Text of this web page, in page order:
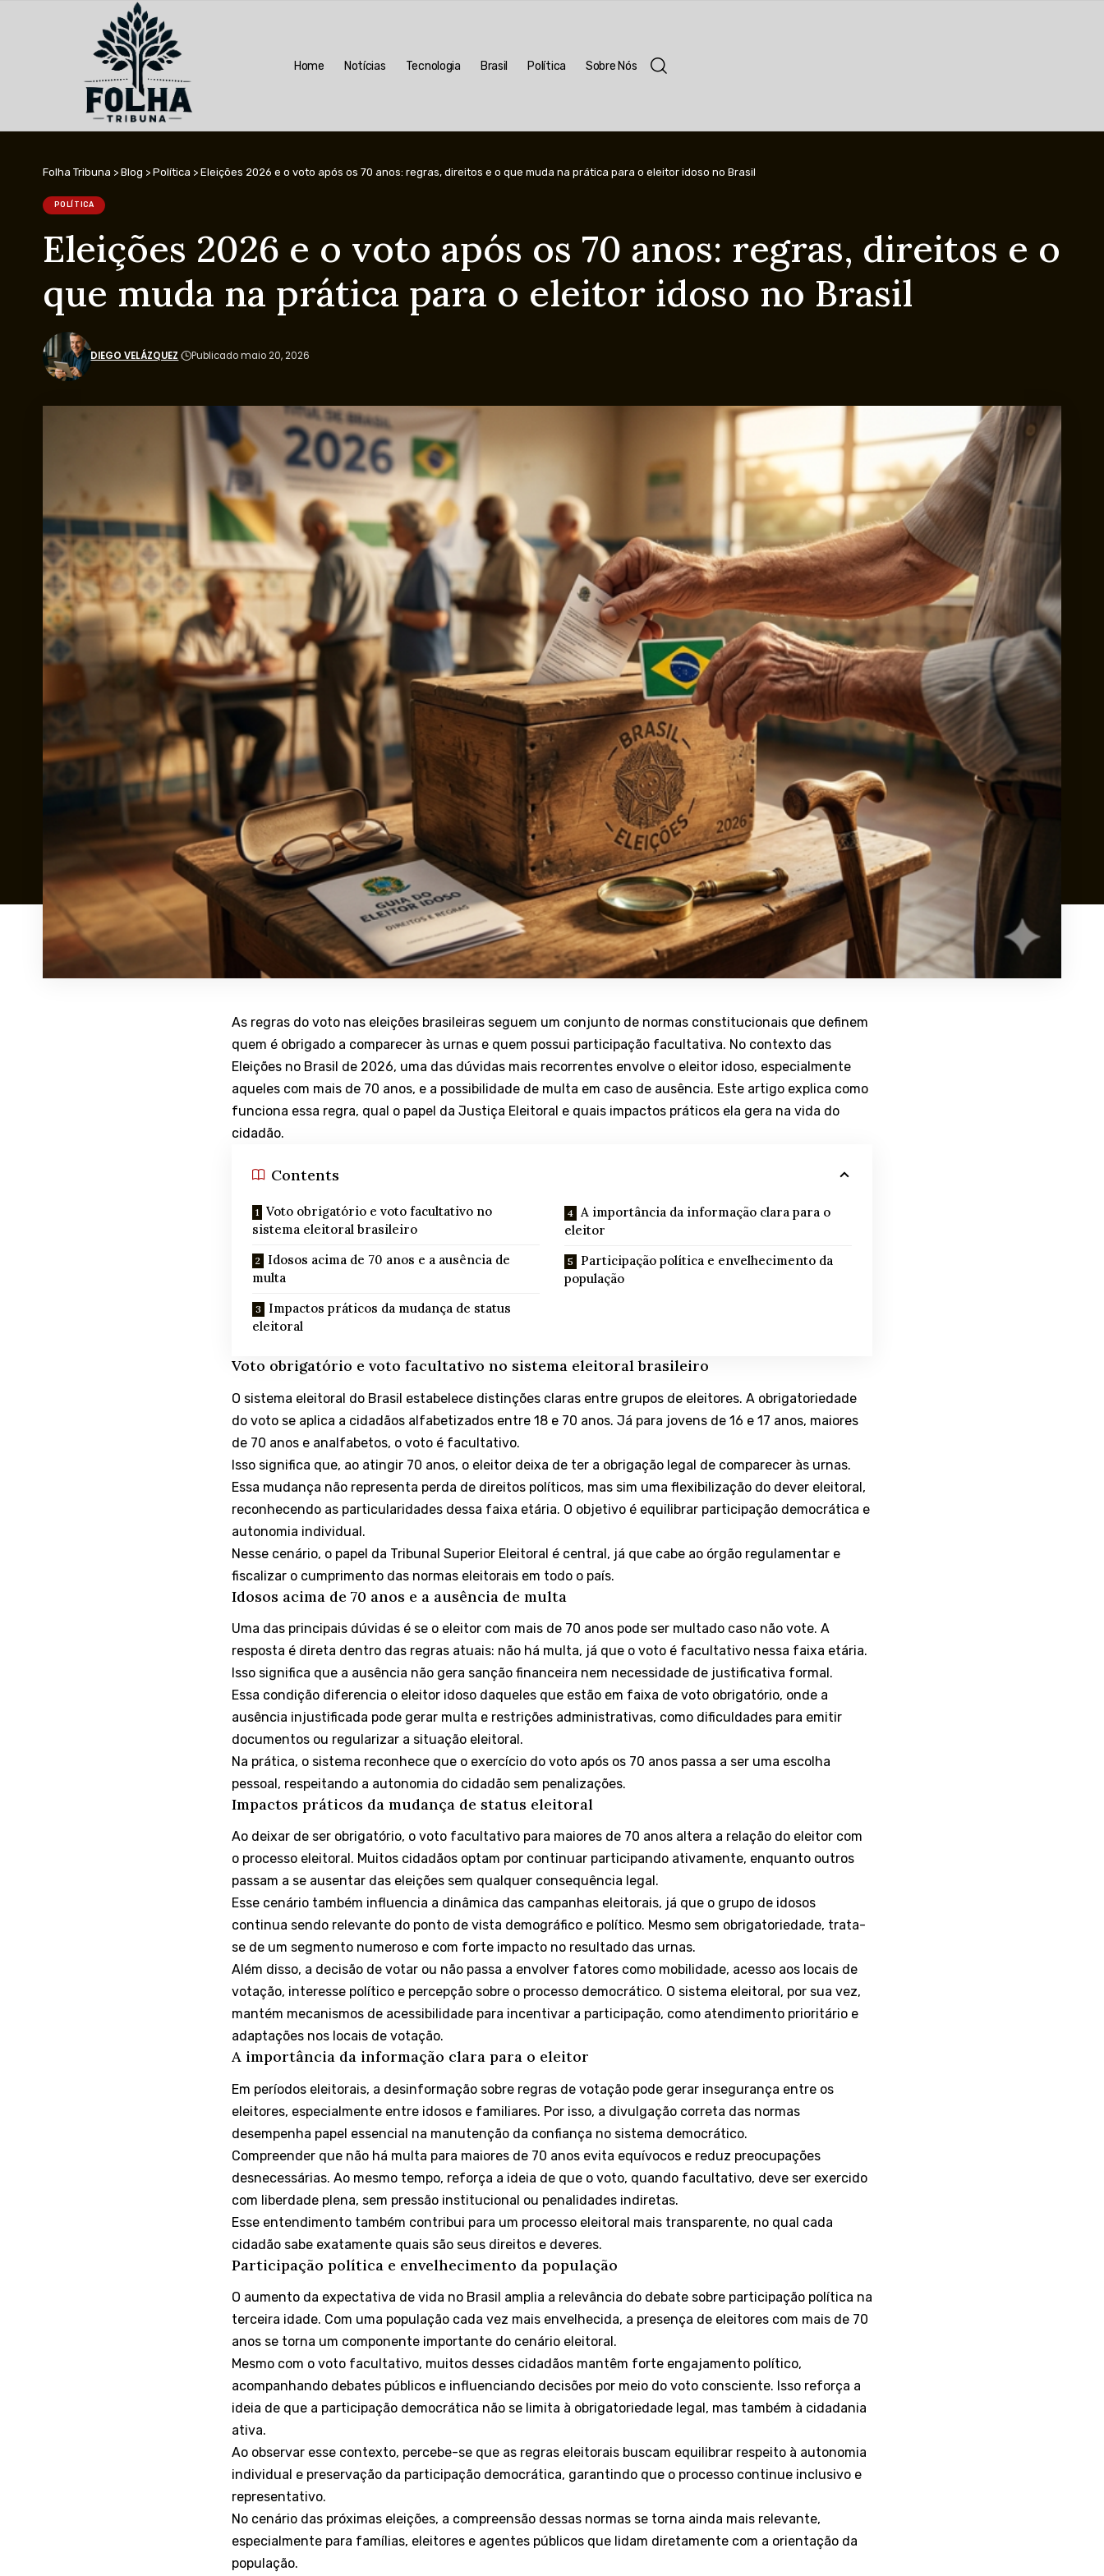
Home Notícias Tecnologia Brasil Política Sobre Nós
Folha Tribuna > Blog > Política > Eleições 2026 e o voto após os 70 anos: regras, direitos e o que muda na prática para o eleitor idoso no Brasil
POLÍTICA
Eleições 2026 e o voto após os 70 anos: regras, direitos e o
que muda na prática para o eleitor idoso no Brasil
DIEGO VELÁZQUEZ Publicado maio 20, 2026
As regras do voto nas eleições brasileiras seguem um conjunto de normas constitucionais que definem
quem é obrigado a comparecer às urnas e quem possui participação facultativa. No contexto das
Eleições no Brasil de 2026, uma das dúvidas mais recorrentes envolve o eleitor idoso, especialmente
aqueles com mais de 70 anos, e a possibilidade de multa em caso de ausência. Este artigo explica como
funciona essa regra, qual o papel da Justiça Eleitoral e quais impactos práticos ela gera na vida do
cidadão.
Contents
Voto obrigatório e voto facultativo no
sistema eleitoral brasileiro
Idosos acima de 70 anos e a ausência de
multa
Impactos práticos da mudança de status
eleitoral
A importância da informação clara para o
eleitor
Participação política e envelhecimento da
população
Voto obrigatório e voto facultativo no sistema eleitoral brasileiro
O sistema eleitoral do Brasil estabelece distinções claras entre grupos de eleitores. A obrigatoriedade
do voto se aplica a cidadãos alfabetizados entre 18 e 70 anos. Já para jovens de 16 e 17 anos, maiores
de 70 anos e analfabetos, o voto é facultativo.
Isso significa que, ao atingir 70 anos, o eleitor deixa de ter a obrigação legal de comparecer às urnas.
Essa mudança não representa perda de direitos políticos, mas sim uma flexibilização do dever eleitoral,
reconhecendo as particularidades dessa faixa etária. O objetivo é equilibrar participação democrática e
autonomia individual.
Nesse cenário, o papel da Tribunal Superior Eleitoral é central, já que cabe ao órgão regulamentar e
fiscalizar o cumprimento das normas eleitorais em todo o país.
Idosos acima de 70 anos e a ausência de multa
Uma das principais dúvidas é se o eleitor com mais de 70 anos pode ser multado caso não vote. A
resposta é direta dentro das regras atuais: não há multa, já que o voto é facultativo nessa faixa etária.
Isso significa que a ausência não gera sanção financeira nem necessidade de justificativa formal.
Essa condição diferencia o eleitor idoso daqueles que estão em faixa de voto obrigatório, onde a
ausência injustificada pode gerar multa e restrições administrativas, como dificuldades para emitir
documentos ou regularizar a situação eleitoral.
Na prática, o sistema reconhece que o exercício do voto após os 70 anos passa a ser uma escolha
pessoal, respeitando a autonomia do cidadão sem penalizações.
Impactos práticos da mudança de status eleitoral
Ao deixar de ser obrigatório, o voto facultativo para maiores de 70 anos altera a relação do eleitor com
o processo eleitoral. Muitos cidadãos optam por continuar participando ativamente, enquanto outros
passam a se ausentar das eleições sem qualquer consequência legal.
Esse cenário também influencia a dinâmica das campanhas eleitorais, já que o grupo de idosos
continua sendo relevante do ponto de vista demográfico e político. Mesmo sem obrigatoriedade, trata-
se de um segmento numeroso e com forte impacto no resultado das urnas.
Além disso, a decisão de votar ou não passa a envolver fatores como mobilidade, acesso aos locais de
votação, interesse político e percepção sobre o processo democrático. O sistema eleitoral, por sua vez,
mantém mecanismos de acessibilidade para incentivar a participação, como atendimento prioritário e
adaptações nos locais de votação.
A importância da informação clara para o eleitor
Em períodos eleitorais, a desinformação sobre regras de votação pode gerar insegurança entre os
eleitores, especialmente entre idosos e familiares. Por isso, a divulgação correta das normas
desempenha papel essencial na manutenção da confiança no sistema democrático.
Compreender que não há multa para maiores de 70 anos evita equívocos e reduz preocupações
desnecessárias. Ao mesmo tempo, reforça a ideia de que o voto, quando facultativo, deve ser exercido
com liberdade plena, sem pressão institucional ou penalidades indiretas.
Esse entendimento também contribui para um processo eleitoral mais transparente, no qual cada
cidadão sabe exatamente quais são seus direitos e deveres.
Participação política e envelhecimento da população
O aumento da expectativa de vida no Brasil amplia a relevância do debate sobre participação política na
terceira idade. Com uma população cada vez mais envelhecida, a presença de eleitores com mais de 70
anos se torna um componente importante do cenário eleitoral.
Mesmo com o voto facultativo, muitos desses cidadãos mantêm forte engajamento político,
acompanhando debates públicos e influenciando decisões por meio do voto consciente. Isso reforça a
ideia de que a participação democrática não se limita à obrigatoriedade legal, mas também à cidadania
ativa.
Ao observar esse contexto, percebe-se que as regras eleitorais buscam equilibrar respeito à autonomia
individual e preservação da participação democrática, garantindo que o processo continue inclusivo e
representativo.
No cenário das próximas eleições, a compreensão dessas normas se torna ainda mais relevante,
especialmente para famílias, eleitores e agentes públicos que lidam diretamente com a orientação da
população.